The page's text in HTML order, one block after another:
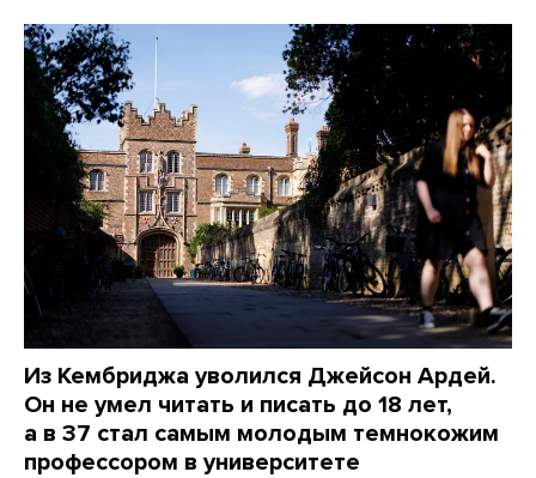
Из Кембриджа уволился Джейсон Ардей.
Он не умел читать и писать до 18 лет,
а в 37 стал самым молодым темнокожим
профессором в университете